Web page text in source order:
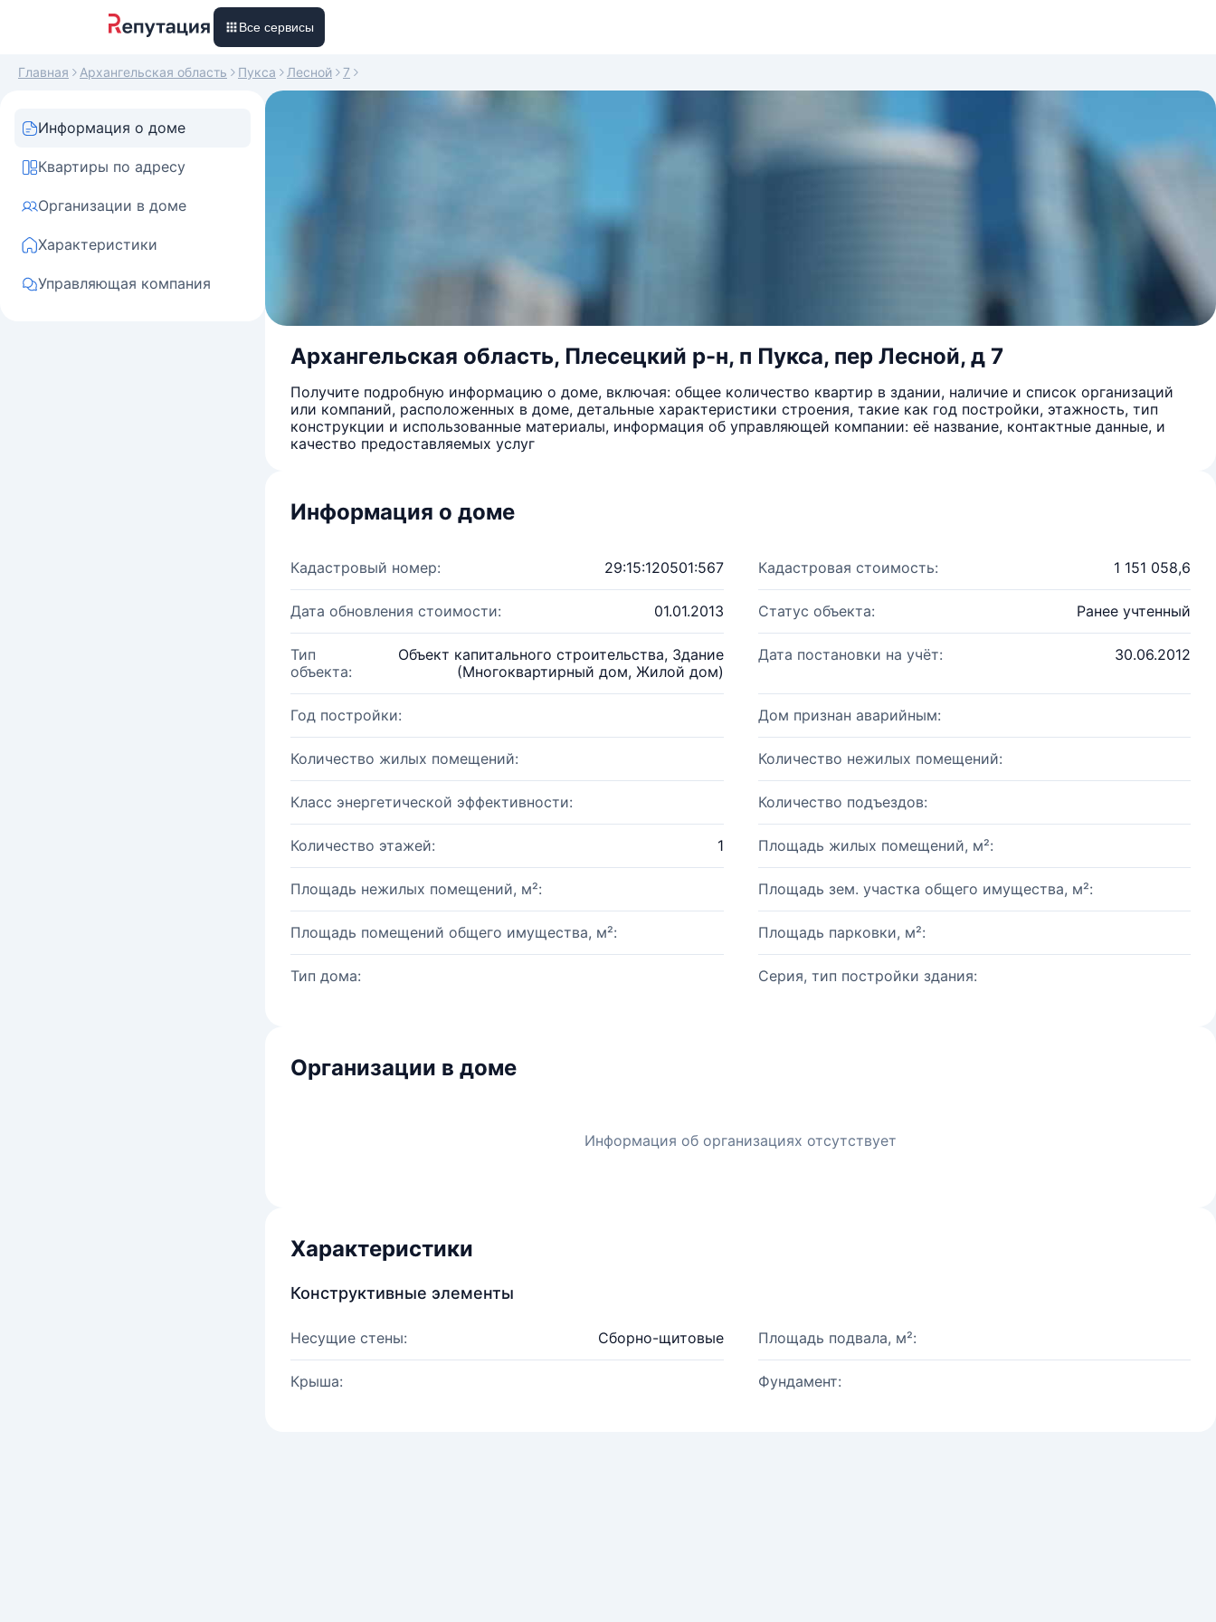
Все сервисы
Главная Архангельская область Пукса Лесной 7
Информация о доме
Квартиры по адресу
Организации в доме
Характеристики
Управляющая компания
Архангельская область, Плесецкий р-н, п Пукса, пер Лесной, д 7
Получите подробную информацию о доме, включая: общее количество квартир в здании, наличие и список организаций
или компаний, расположенных в доме, детальные характеристики строения, такие как год постройки, этажность, тип
конструкции и использованные материалы, информация об управляющей компании: её название, контактные данные, и
качество предоставляемых услуг
Информация о доме
Кадастровый номер: 29:15:120501:567 Кадастровая стоимость: 1 151 058,6
Дата обновления стоимости: 01.01.2013 Статус объекта: Ранее учтенный
Тип
объекта:
Объект капитального строительства, Здание
(Многоквартирный дом, Жилой дом)
Дата постановки на учёт: 30.06.2012
Год постройки: Дом признан аварийным:
Количество жилых помещений: Количество нежилых помещений:
Класс энергетической эффективности: Количество подъездов:
Количество этажей: 1 Площадь жилых помещений, м²:
Площадь нежилых помещений, м²: Площадь зем. участка общего имущества, м²:
Площадь помещений общего имущества, м²: Площадь парковки, м²:
Тип дома: Серия, тип постройки здания:
Организации в доме
Информация об организациях отсутствует
Характеристики
Конструктивные элементы
Несущие стены: Сборно-щитовые Площадь подвала, м²:
Крыша: Фундамент: